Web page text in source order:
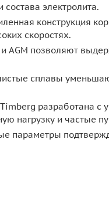
состава электролита.
конструкция
скоростях.
и AGM позволяют
сплавы
разработана с
нагрузку и частые
параметры